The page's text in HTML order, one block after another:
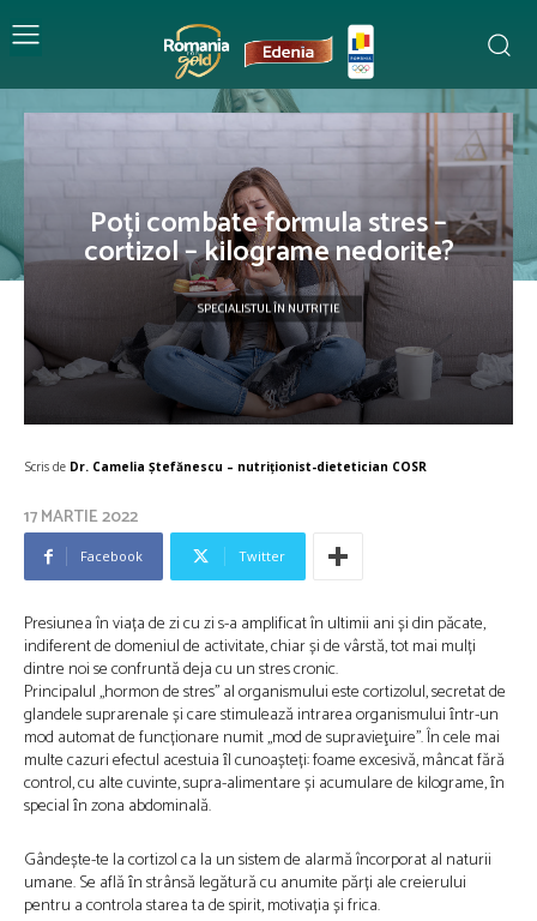
Poți combate formula stres –
cortizol – kilograme nedorite?
SPECIALISTUL ÎN NUTRIȚIE
Scris de Dr. Camelia Ștefănescu – nutriţionist-dietetician COSR
17 MARTIE 2022
Facebook Twitter
Presiunea în viața de zi cu zi s-a amplificat în ultimii ani și din păcate,
indiferent de domeniul de activitate, chiar și de vârstă, tot mai mulți
dintre noi se confruntă deja cu un stres cronic.
Principalul ,,hormon de stres’’ al organismului este cortizolul, secretat de
glandele suprarenale și care stimulează intrarea organismului ȋntr-un
mod automat de funcționare numit ,,mod de supravieţuire’’. În cele mai
multe cazuri efectul acestuia ȋl cunoașteți: foame excesivă, mâncat fără
control, cu alte cuvinte, supra-alimentare și acumulare de kilograme, ȋn
special ȋn zona abdominală.
Gândește-te la cortizol ca la un sistem de alarmă încorporat al naturii
umane. Se află ȋn strânsă legătură cu anumite părți ale creierului
pentru a controla starea ta de spirit, motivația și frica.